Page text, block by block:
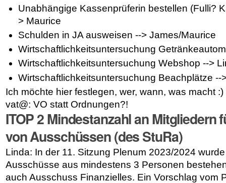
Unabhängige Kassenprüferin bestellen (Fulli?
> Maurice
Schulden in JA ausweisen --> James/Maurice
Wirtschaftlichkeitsuntersuchung
Wirtschaftlichkeitsuntersuchung Webshop -->
Wirtschaftlichkeitsuntersuchung Beachplätze --
Ich möchte hier festlegen, wer, wann, was macht :)
vat@: VO statt Ordnungen?!
ITOP 2 Mindestanzahl an Mitgliedern
von Ausschüssen (des StuRa)
Linda: In der 11. Sitzung Plenum 2023/2024
Ausschüsse aus mindestens 3 Personen
auch Ausschuss Finanzielles. Ein Vorschlag vom